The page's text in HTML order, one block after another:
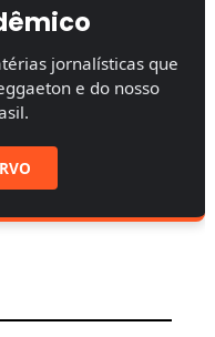
jornalísticas que
e do nosso